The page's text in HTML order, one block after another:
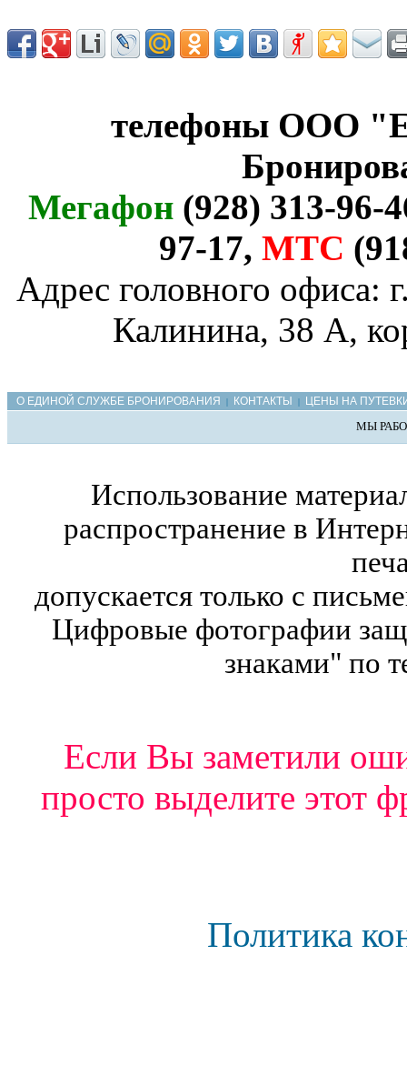
телефоны ООО
Мегафон(928) 313-96-
97-17, МТС
Адрес головного офиса:
Калинина, 38 А,
О ЕДИНОЙ СЛУЖБЕ БРОНИРОВАНИЯ | КОНТАКТЫ |
ЦЕНЫ НА
МЫ
Использование
распространение в
допускается только с
Цифровые фотографии
знаками" по
Если Вы заметили
просто выделите этот
Политика